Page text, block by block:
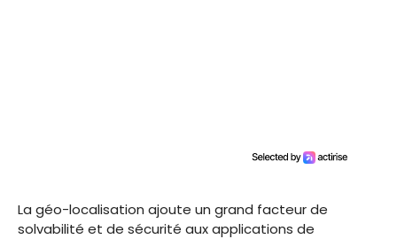
La géo-localisation ajoute un grand facteur de
solvabilité et de sécurité aux applications de